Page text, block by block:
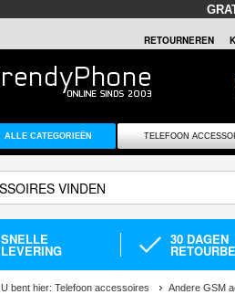
RETOURNEREN
ALLE CATEGORIEËN TELEFOON
SNELLE
LEVERING
30 DAGEN
U bent hier: Telefoon accessoires Andere GSM